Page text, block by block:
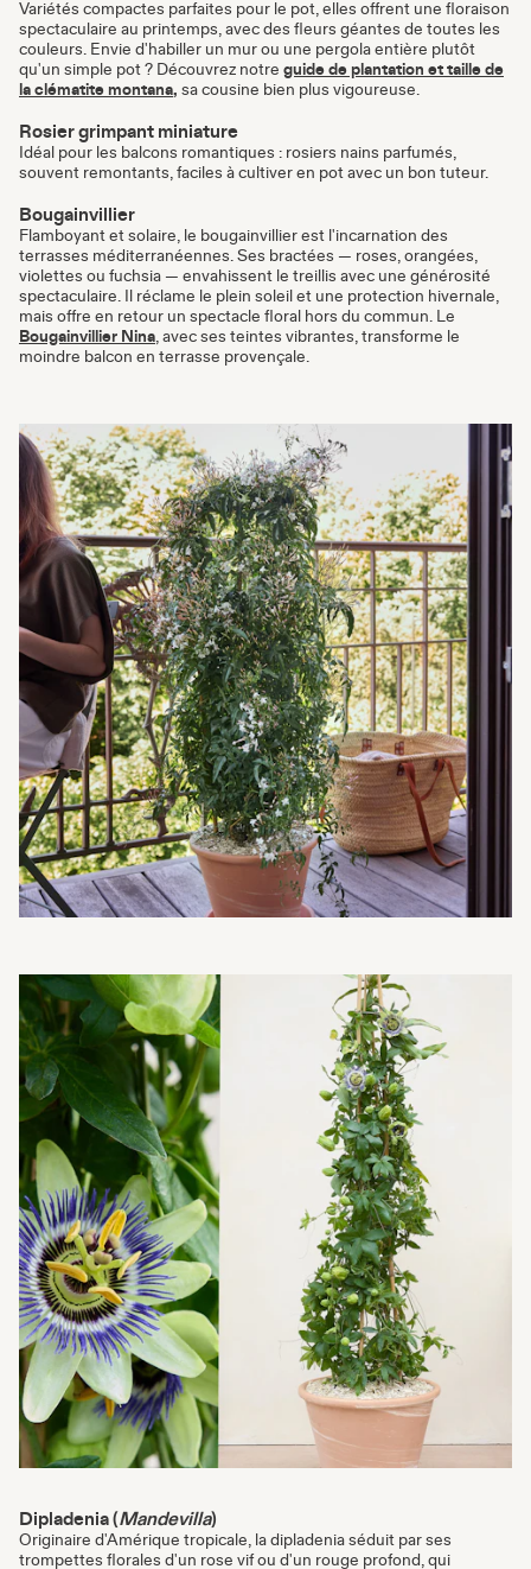
Variétés compactes parfaites pour le pot, elles offrent une floraison
spectaculaire au printemps, avec des fleurs géantes de toutes les
couleurs. Envie d'habiller un mur ou une pergola entière plutôt
qu'un simple pot ? Découvrez notre guide de plantation et taille de
la clématite montana sa cousine bien plus vigoureuse.
Rosier grimpant miniature
Idéal pour les balcons romantiques : rosiers nains parfumés,
souvent remontants, faciles à cultiver en pot avec un bon tuteur.
Bougainvillier
Flamboyant et solaire, le bougainvillier est l'incarnation des
terrasses méditerranéennes. Ses bractées — roses, orangées,
violettes ou fuchsia — envahissent le treillis avec une générosité
spectaculaire. Il réclame le plein soleil et une protection hivernale,
mais offre en retour un spectacle floral hors du commun. Le
Bougainvillier Nina , avec ses teintes vibrantes, transforme le
moindre balcon en terrasse provençale.
Dipladenia (Mandevilla)
Originaire d'Amérique tropicale, la dipladenia séduit par ses
trompettes florales d'un rose vif ou d'un rouge profond, qui